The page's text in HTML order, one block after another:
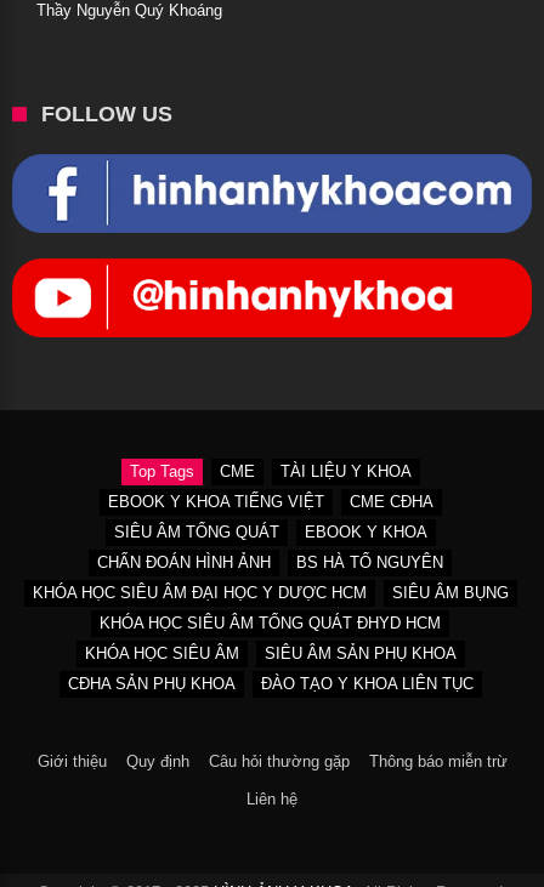
Thầy Nguyễn Quý Khoáng
FOLLOW US
Top Tags CME
TÀI LIỆU Y KHOA
EBOOK Y KHOA TIẾNG VIỆT
CME CĐHA
SIÊU ÂM TỔNG QUÁT
EBOOK Y KHOA
CHẨN ĐOÁN HÌNH ẢNH
BS HÀ TỐ NGUYÊN
KHÓA HỌC SIÊU ÂM ĐẠI HỌC Y DƯỢC HCM
SIÊU ÂM BỤNG
KHÓA HỌC SIÊU ÂM TỔNG QUÁT ĐHYD HCM
KHÓA HỌC SIÊU ÂM
SIÊU ÂM SẢN PHỤ KHOA
CĐHA SẢN PHỤ KHOA
ĐÀO TẠO Y KHOA LIÊN TỤC
Giới thiệu Quy định Câu hỏi thường gặp Thông báo miễn trừ
Liên hệ